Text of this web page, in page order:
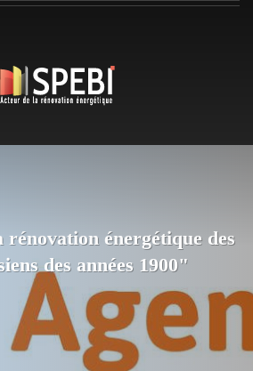
énergétique des
des années 1900"